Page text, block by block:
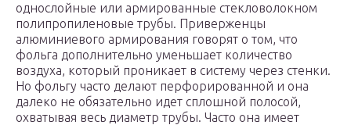
однослойные или армированные стекловолокном
полипропиленовые трубы. Приверженцы
алюминиевого армирования говорят о том, что
фольга дополнительно уменьшает количество
воздуха, который проникает в систему через стенки.
Но фольгу часто делают перфорированной и она
далеко не обязательно идет сплошной полосой,
охватывая весь диаметр трубы. Часто она имеет